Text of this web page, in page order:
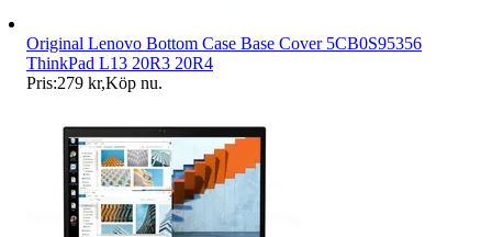
Original Lenovo Bottom Case Base Cover 5CB0S95356
ThinkPad L13 20R3 20R4
Pris:279 kr,Köp nu.